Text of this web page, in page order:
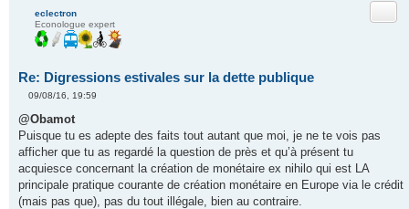
eclectron
Econologue expert
Re: Digressions estivales sur la dette publique
e
s
s
a
g
e
n
o
n
09/08/16, 19:59
@Obamot
Puisque tu es adepte des faits tout autant que moi, je ne te vois pas
afficher que tu as regardé la question de près et qu’à présent tu
acquiesce concernant la création de monétaire ex nihilo qui est LA
principale pratique courante de création monétaire en Europe via le crédit
(mais pas que), pas du tout illégale, bien au contraire.